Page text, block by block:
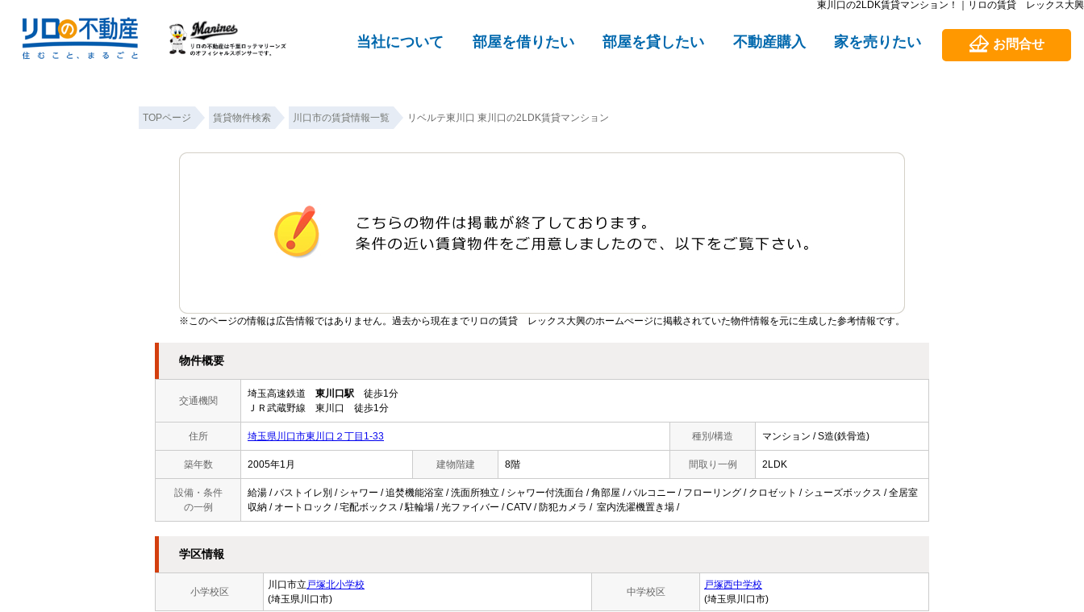
東川口の2LDK賃貸マンション！｜リロの賃貸 レックス大興
当社について 部屋を借りたい 部屋を貸したい 不動産購入 家を売りたい お問合せ
TOPページ 賃貸物件検索 川口市の賃貸情報一覧 リベルテ東川口 東川口の2LDK賃貸マンション
※このページの情報は広告情報ではありません。過去から現在までリロの賃貸 レックス大興のホームぺージに掲載されていた物件情報を元に生成した参考情報です。
物件概要
交通機関
埼玉高速鉄道 東川口駅 徒歩1分
ＪＲ武蔵野線 東川口 徒歩1分
住所 埼玉県川口市東川口２丁目1-33 種別/構造 マンション / S造(鉄骨造)
築年数 2005年1月 建物階建 8階 間取り一例 2LDK
設備・条件
の一例
給湯 / バストイレ別 / シャワー / 追焚機能浴室 / 洗面所独立 / シャワー付洗面台 / 角部屋 / バルコニー / フローリング / クロゼット / シューズボックス / 全居室
収納 / オートロック / 宅配ボックス / 駐輪場 / 光ファイバー / CATV / 防犯カメラ / 室内洗濯機置き場 /
学区情報
小学校区
川口市立 戸塚北小学校
(埼玉県川口市)
中学校区
戸塚西中学校
(埼玉県川口市)